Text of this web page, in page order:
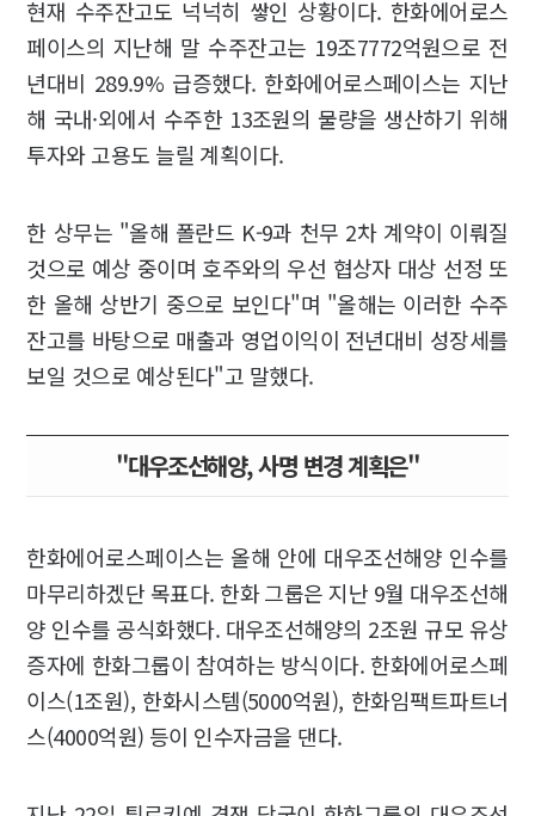
현재 수주잔고도 넉넉히 쌓인 상황이다. 한화에어로스
페이스의 지난해 말 수주잔고는 19조7772억원으로 전
년대비 289.9% 급증했다. 한화에어로스페이스는 지난
해 국내·외에서 수주한 13조원의 물량을 생산하기 위해
투자와 고용도 늘릴 계획이다.
한 상무는 "올해 폴란드 K-9과 천무 2차 계약이 이뤄질
것으로 예상 중이며 호주와의 우선 협상자 대상 선정 또
한 올해 상반기 중으로 보인다"며 "올해는 이러한 수주
잔고를 바탕으로 매출과 영업이익이 전년대비 성장세를
보일 것으로 예상된다"고 말했다.
"대우조선해양, 사명 변경 계획은"
한화에어로스페이스는 올해 안에 대우조선해양 인수를
마무리하겠단 목표다. 한화 그룹은 지난 9월 대우조선해
양 인수를 공식화했다. 대우조선해양의 2조원 규모 유상
증자에 한화그룹이 참여하는 방식이다. 한화에어로스페
이스(1조원), 한화시스템(5000억원), 한화임팩트파트너
스(4000억원) 등이 인수자금을 댄다.